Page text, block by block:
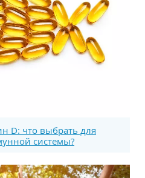
D: что выбрать для
системы?